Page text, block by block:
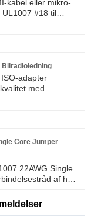
kabel eller mikro-
UL1007 #18 til
blive din
Bilradioledning
adapter
med
i Kina.
Core Jumper
22AWG Single
af høj
og fremstilling af
det meste af